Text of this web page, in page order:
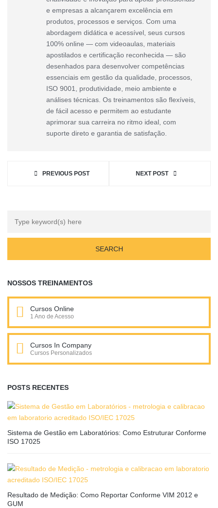
e empresas a alcançarem excelência em
produtos, processos e serviços. Com uma
abordagem didática e acessível, seus cursos
100% online — com videoaulas, materiais
apostilados e certificação reconhecida — são
desenhados para desenvolver competências
essenciais em gestão da qualidade, processos,
ISO 9001, produtividade, meio ambiente e
análises técnicas. Os treinamentos são flexíveis,
de fácil acesso e permitem ao estudante
aprimorar sua carreira no ritmo ideal, com
suporte direto e garantia de satisfação.
PREVIOUS POST NEXT POST
NOSSOS TREINAMENTOS
Cursos Online
1 Ano de Acesso
Cursos In Company
Cursos Personalizados
POSTS RECENTES
Sistema de Gestão em Laboratórios: Como Estruturar Conforme
ISO 17025
Resultado de Medição: Como Reportar Conforme VIM 2012 e
GUM